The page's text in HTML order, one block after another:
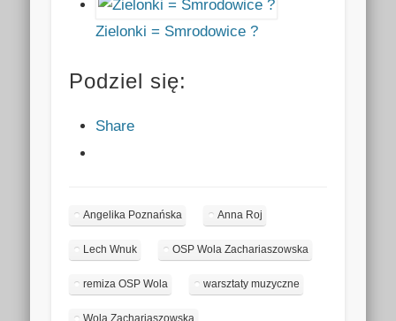
Zielonki = Smrodowice ?
Podziel się:
Share
Angelika Poznańska Anna Roj
Lech Wnuk OSP Wola Zachariaszowska
remiza OSP Wola warsztaty muzyczne